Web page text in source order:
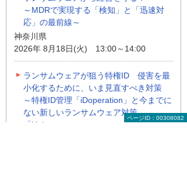
～MDRで実現する「検知」と「迅速対
応」の最前線～
神奈川県
2026年 8月18日(火) 13:00～14:00
ランサムウェアが狙う特権ID 侵害を最
小化するために、いま見直すべき対策
～特権ID管理「iDoperation」と今までに
ない新しいランサムウェア対策
「Halcyon」～
ページID：00308082